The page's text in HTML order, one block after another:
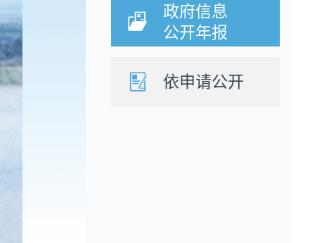
政府信息
公开年报
依申请公开